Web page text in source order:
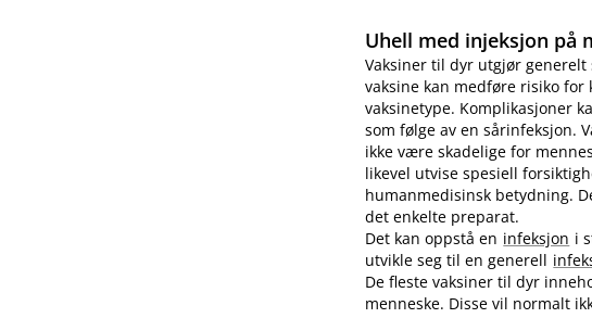
Uhell med injeksjon på
Vaksiner til dyr utgjør
vaksine kan medføre risiko for
vaksinetype. Komplikasjoner
som følge av en sårinfeksjon.
ikke være skadelige for
likevel utvise spesiell
humanmedisinsk betydning.
det enkelte preparat.
Det kan oppstå en infeksjon i
utvikle seg til en generell
De fleste vaksiner til dyr
menneske. Disse vil normalt